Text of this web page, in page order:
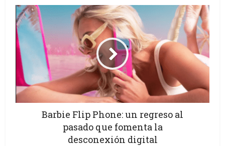
Barbie Flip Phone: un regreso al
pasado que fomenta la
desconexión digital